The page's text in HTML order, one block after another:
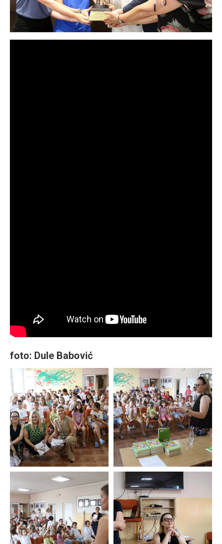
foto: Dule Babović